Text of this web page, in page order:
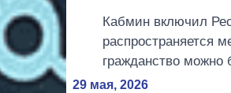
Кабмин включил
распространяется
гражданство можно
29 мая, 2026